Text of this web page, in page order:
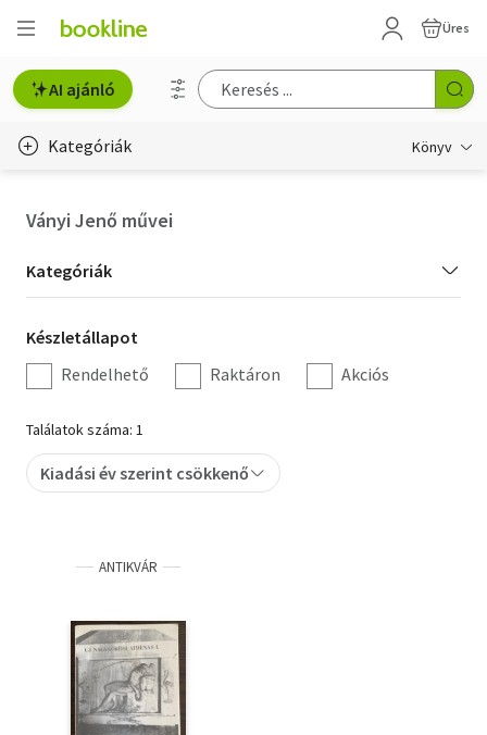
Üres
AI ajánló
Kategóriák Könyv
Hobbi, szabadidő
Irodalom
Művészet
Szakkönyv
Tankönyv, segédkönyv
Társadalomtudomány
Természettudomány
Történelem
Ványi Jenő művei
Kategória
szűrés
Kategóriák
Készletállapot
szűrés
Készletállapot
Rendelhető
Raktáron Akciós
Találatok száma: 1
Kiadási év szerint csökkenő
ANTIKVÁR